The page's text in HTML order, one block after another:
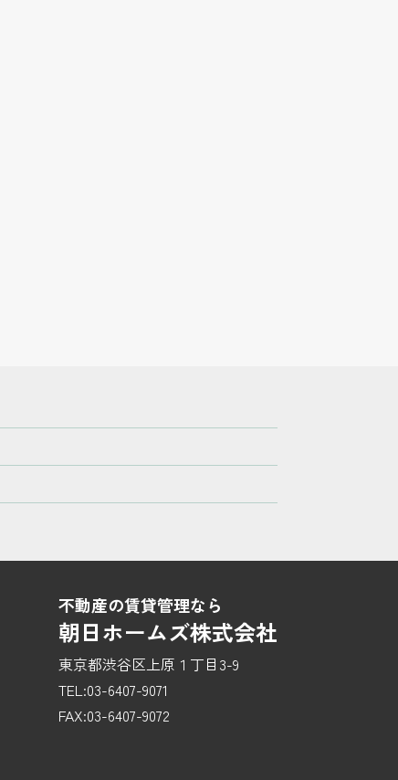
不動産の賃貸管理なら
朝日ホームズ株式会社
東京都渋谷区上原１丁目3-9
TEL:03-6407-9071
FAX:03-6407-9072